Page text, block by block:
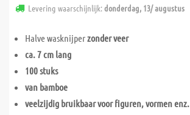
Levering waarschijnlijk:donderdag, 13/ augustus
Halve wasknijperzonder veer
ca. 7 cm lang
100 stuks
van bamboe
veelzijdig bruikbaar voor figuren, vormen enz.